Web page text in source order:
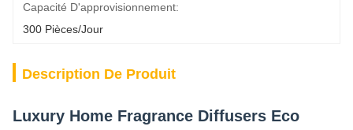
Capacité D'approvisionnement:
300 Pièces/jour
Description De Produit
Luxury Home Fragrance Diffusers Eco